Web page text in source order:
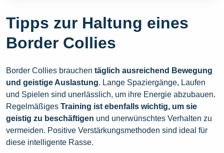
Tipps zur Haltung eines
Border Collies
Border Collies brauchen täglich ausreichend Bewegung
und geistige Auslastung. Lange Spaziergänge, Laufen
und Spielen sind unerlässlich, um ihre Energie abzubauen.
Regelmäßiges Training ist ebenfalls wichtig, um sie
geistig zu beschäftigen und unerwünschtes Verhalten zu
vermeiden. Positive Verstärkungsmethoden sind ideal für
diese intelligente Rasse.